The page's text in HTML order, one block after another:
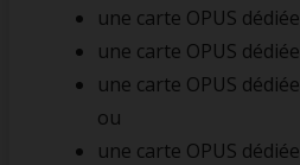
une carte OPUS
une carte OPUS
une carte OPUS
ou
une carte OPUS